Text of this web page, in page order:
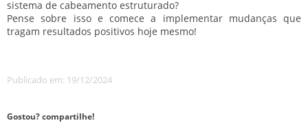
sistema de cabeamento estruturado?
Pense sobre isso e comece a implementar mudanças que
tragam resultados positivos hoje mesmo!
Publicado em: 19/12/2024
Gostou? compartilhe!